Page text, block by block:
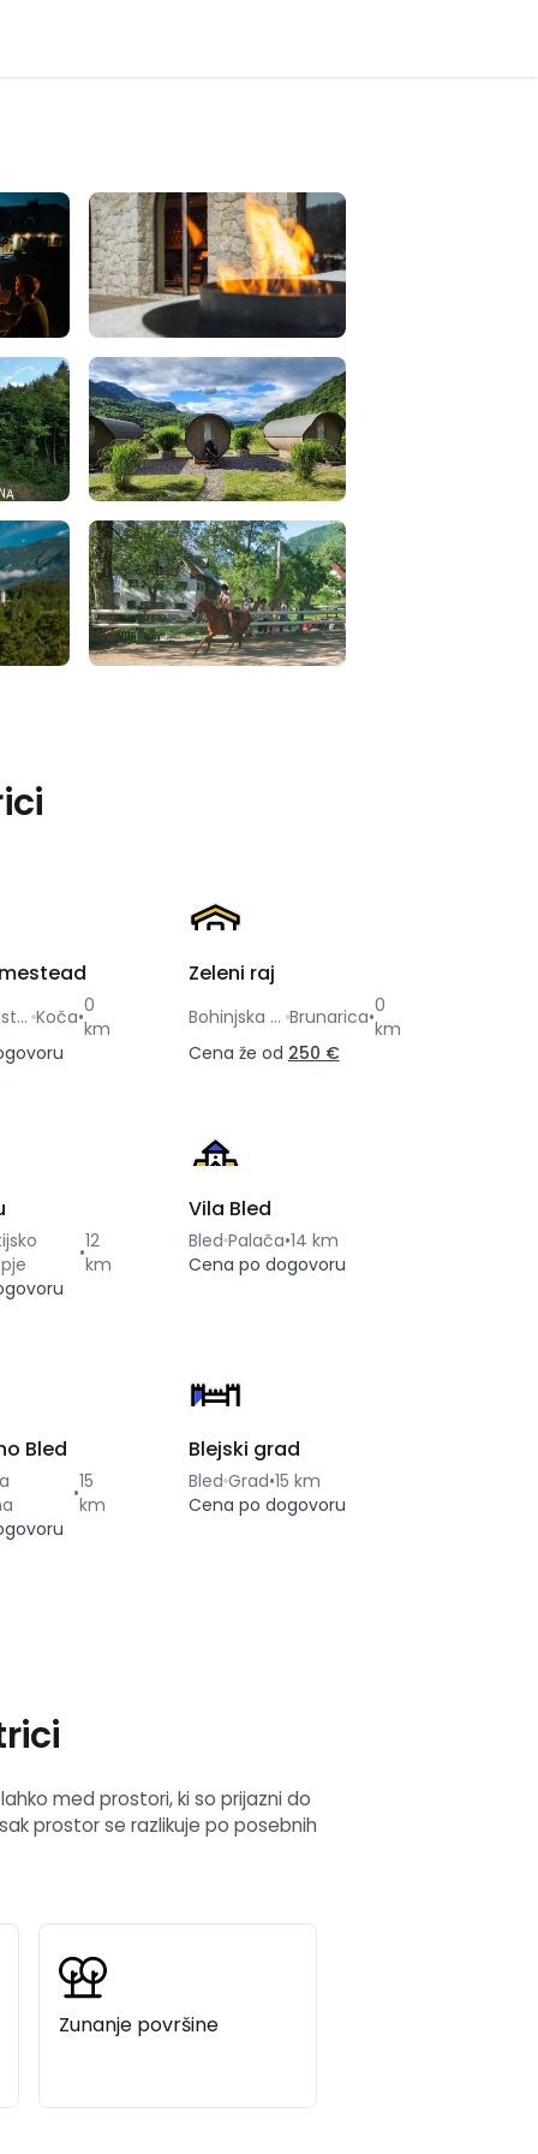
Bohinjska Bistrica Koča•0
km
Zeleni raj
Bohinjska Bistrica Brunarica•0
km
Cena že od 250 €
•12
km
Vila Bled
Bled Palača•14 km
Cena po dogovoru
Bled
•15
km
Blejski grad
Bled Grad•15 km
Cena po dogovoru
med prostori, ki so prijazni do
prostor se razlikuje po posebnih
Zunanje površine